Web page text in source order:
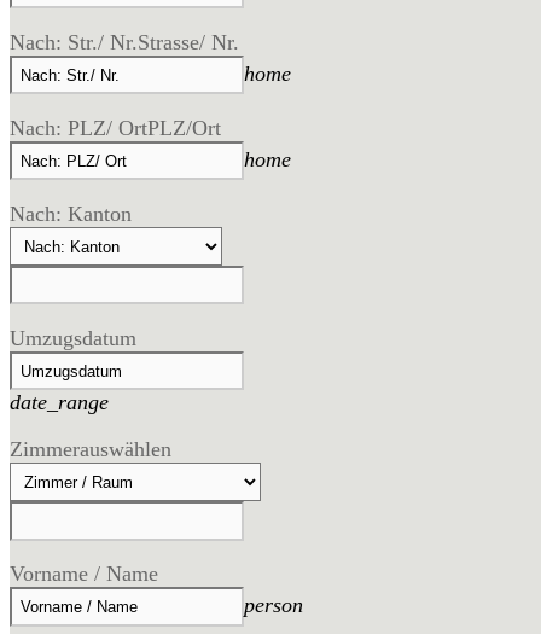
Nach: Str./ Nr.Strasse/ Nr.
home
Nach: PLZ/ OrtPLZ/Ort
home
Nach: Kanton
Umzugsdatum
date_range
Zimmerauswählen
Vorname / Name
person